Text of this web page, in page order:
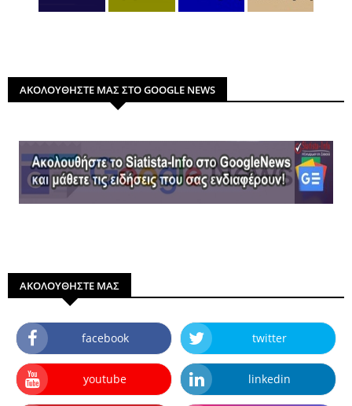
ΑΚΟΛΟΥΘΗΣΤΕ ΜΑΣ ΣΤΟ GOOGLE NEWS
ΑΚΟΛΟΥΘΗΣΤΕ ΜΑΣ
facebook twitter
youtube linkedin